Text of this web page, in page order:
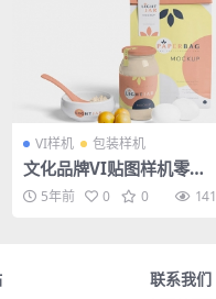
VI样机 包装样机
文化品牌VI贴图样机零食
礼品纸巾包装盒布袋效果
图PS设计素材
5年前 0 0 141
联系我们